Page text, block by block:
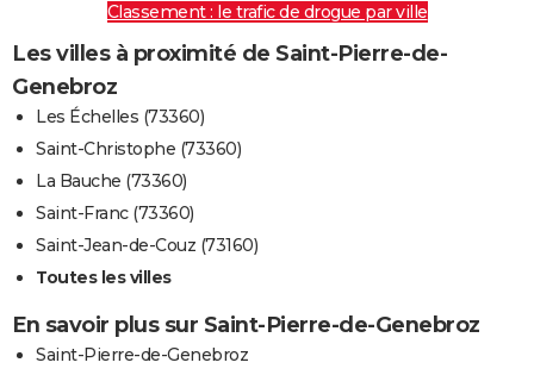
Classement : le trafic de drogue par ville
Les villes à proximité de Saint-Pierre-de-
Genebroz
Les Échelles (73360)
Saint-Christophe (73360)
La Bauche (73360)
Saint-Franc (73360)
Saint-Jean-de-Couz (73160)
Toutes les villes
En savoir plus sur Saint-Pierre-de-Genebroz
Saint-Pierre-de-Genebroz